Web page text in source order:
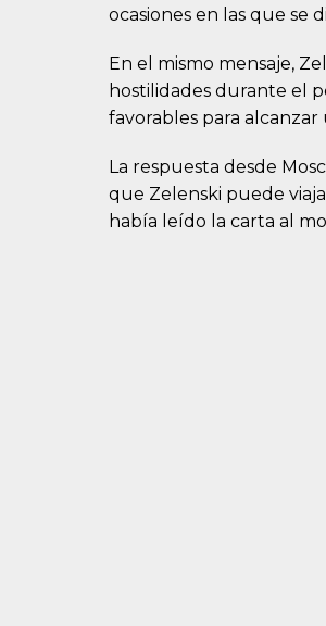
ocasiones en las que se
En el mismo mensaje,
hostilidades durante el
favorables para
La respuesta desde
que Zelenski puede
había leído la carta al